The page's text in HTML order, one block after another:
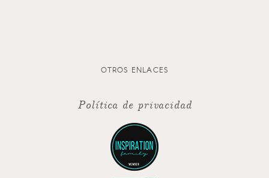
OTROS ENLACES
Política de privacidad